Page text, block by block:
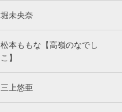
堀未央奈
松本ももな【高嶺のなでし
こ】
三上悠亜